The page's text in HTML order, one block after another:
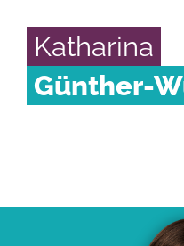
Katharina
Günther-